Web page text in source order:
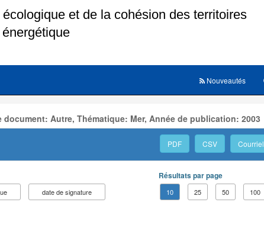
Nouveautés
Autre, Thématique: Mer, Année de publication: 2003
PDF CSV Courriel
date de signature
Résultats par page
10 25 50 100